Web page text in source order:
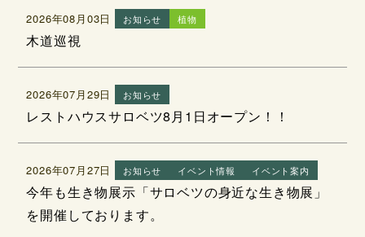
2026年08月03日 お知らせ 植物
木道巡視
2026年07月29日 お知らせ
レストハウスサロベツ8月1日オープン！！
2026年07月27日 お知らせ イベント情報 イベント案内
今年も生き物展示「サロベツの身近な生き物展」
を開催しております。